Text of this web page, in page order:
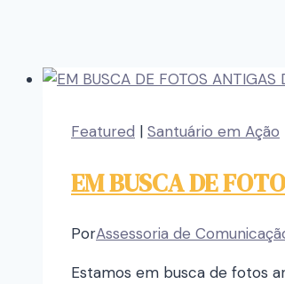
Featured | Santuário em Ação
EM BUSCA DE
PorAssessoria de
Estamos em busca de fotos